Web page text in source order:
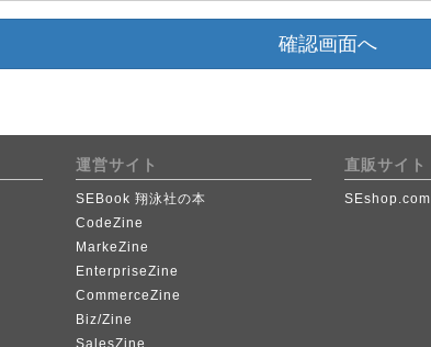
確認画面へ
運営サイト
SEBook 翔泳社の本
CodeZine
MarkeZine
EnterpriseZine
CommerceZine
Biz/Zine
SalesZine
直販サイト
SEshop.com